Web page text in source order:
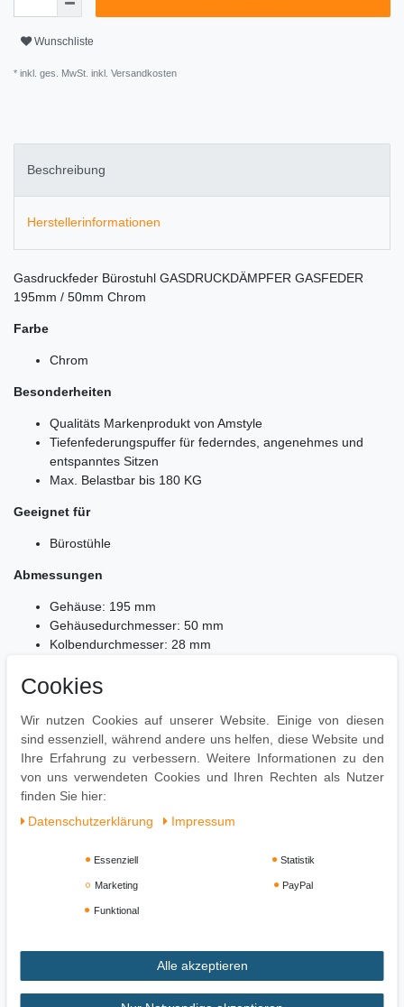
Wunschliste
* inkl. ges. MwSt. inkl. Versandkosten
Beschreibung
Herstellerinformationen
Gasdruckfeder Bürostuhl GASDRUCKDÄMPFER GASFEDER
195mm / 50mm Chrom
Farbe
Chrom
Besonderheiten
Qualitäts Markenprodukt von Amstyle
Tiefenfederungspuffer für federndes, angenehmes und
entspanntes Sitzen
Max. Belastbar bis 180 KG
Geeignet für
Bürostühle
Abmessungen
Gehäuse: 195 mm
Gehäusedurchmesser: 50 mm
Kolbendurchmesser: 28 mm
Lieferumfang
1 Gasdruckfeder
Ohne Dekoration
Cookies
Wir nutzen Cookies auf unserer Website. Einige von diesen
sind essenziell, während andere uns helfen, diese Website und
Ihre Erfahrung zu verbessern. Weitere Informationen zu den
von uns verwendeten Cookies und Ihren Rechten als Nutzer
finden Sie hier:
Daten­schutz­erklärung
Impressum
Essenziell Statistik
Marketing PayPal
Funktional
Alle akzeptieren